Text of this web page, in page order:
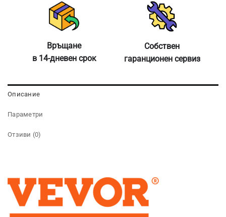
Връщане
в 14-дневен срок
Собствен
гаранционен сервиз
Описание
Параметри
Отзиви (0)